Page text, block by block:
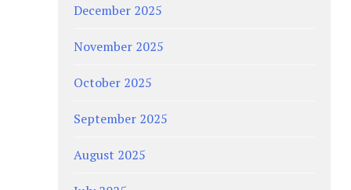
December 2025
November 2025
October 2025
September 2025
August 2025